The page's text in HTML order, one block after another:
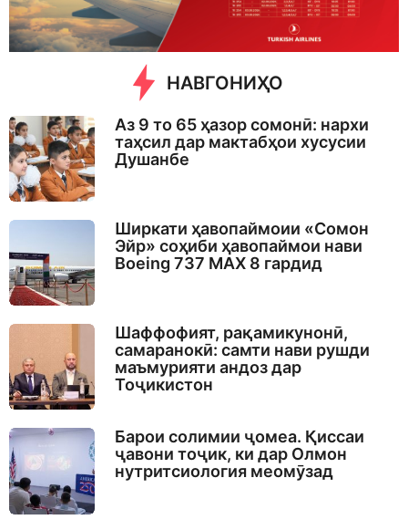
o
НАВГОНИҲО
Аз 9 то 65 ҳазор сомонӣ: нархи
таҳсил дар мактабҳои хусусии
Душанбе
Ширкати ҳавопаймоии «Сомон
Эйр» соҳиби ҳавопаймои нави
Boeing 737 MAX 8 гардид
Шаффофият, рақамикунонӣ,
самаранокӣ: самти нави рушди
маъмурияти андоз дар
Тоҷикистон
Барои солимии ҷомеа. Қиссаи
ҷавони тоҷик, ки дар Олмон
нутритсиология меомӯзад